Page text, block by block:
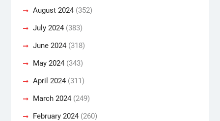
August 2024(352)
July 2024(383)
June 2024(318)
May 2024(343)
April 2024(311)
March 2024(249)
February 2024(260)